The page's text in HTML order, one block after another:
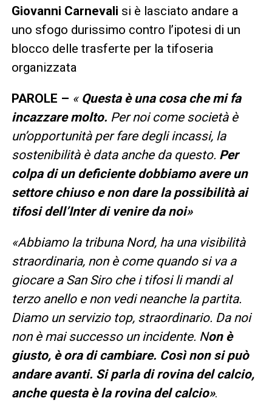
Giovanni Carnevali si è lasciato andare a
uno sfogo durissimo contro l’ipotesi di un
blocco delle trasferte per la tifoseria
organizzata
PAROLE – « Questa è una cosa che mi fa
incazzare molto. Per noi come società è
un’opportunità per fare degli incassi, la
sostenibilità è data anche da questo. Per
colpa di un deficiente dobbiamo avere un
settore chiuso e non dare la possibilità ai
tifosi dell’Inter di venire da noi»
«Abbiamo la tribuna Nord, ha una visibilità
straordinaria, non è come quando si va a
giocare a San Siro che i tifosi li mandi al
terzo anello e non vedi neanche la partita.
Diamo un servizio top, straordinario. Da noi
non è mai successo un incidente. Non è
giusto, è ora di cambiare. Così non si può
andare avanti. Si parla di rovina del calcio,
anche questa è la rovina del calcio».